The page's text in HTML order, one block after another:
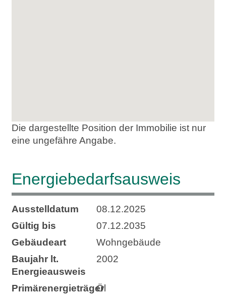
Die dargestellte Position der Immobilie ist nur
eine ungefähre Angabe.
Energie­bedarfs­ausweis
Ausstelldatum
08.12.2025
Gültig bis
07.12.2035
Gebäudeart
Wohngebäude
Baujahr lt.
Energieausweis
2002
Primärenergieträger
Öl